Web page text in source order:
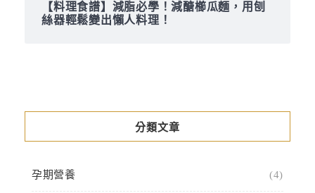
【料理食譜】減脂必學！減醣櫛瓜麵，用刨
絲器輕鬆變出懶人料理！
分類文章
孕期營養 (4)